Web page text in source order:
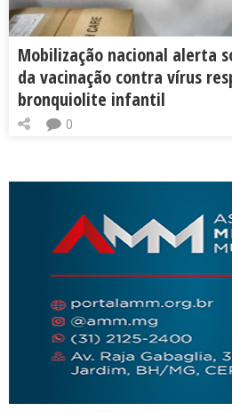
Mobilização nacional alerta
da vacinação contra vírus
bronquiolite infantil
0